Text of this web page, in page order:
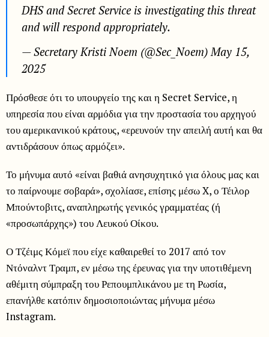
DHS and Secret Service is investigating this threat
and will respond appropriately.
— Secretary Kristi Noem (@Sec_Noem) May 15,
2025
Πρόσθεσε ότι το υπουργείο της και η Secret Service, η
υπηρεσία που είναι αρμόδια για την προστασία του αρχηγού
του αμερικανικού κράτους, «ερευνούν την απειλή αυτή και θα
αντιδράσουν όπως αρμόζει».
Το μήνυμα αυτό «είναι βαθιά ανησυχητικό για όλους μας και
το παίρνουμε σοβαρά», σχολίασε, επίσης μέσω X, ο Τέιλορ
Μπούντοβιτς, αναπληρωτής γενικός γραμματέας (ή
«προσωπάρχης») του Λευκού Οίκου.
Ο Τζέιμς Κόμεϊ που είχε καθαιρεθεί το 2017 από τον
Ντόναλντ Τραμπ, εν μέσω της έρευνας για την υποτιθέμενη
αθέμιτη σύμπραξη του Ρεπουμπλικάνου με τη Ρωσία,
επανήλθε κατόπιν δημοσιοποιώντας μήνυμα μέσω
Instagram.